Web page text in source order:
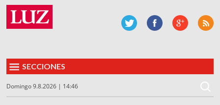
SECCIONES
Domingo 9.8.2026 | 14:46